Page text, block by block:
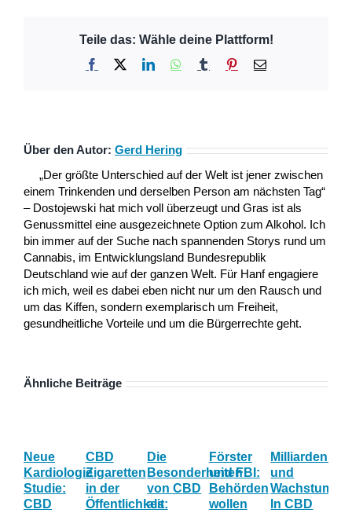
Teile das: Wähle deine Plattform!
Facebook LinkedInWhatsApp
Tumblr Pinterest
E-
Über den Autor: Gerd Hering
„Der größte Unterschied auf der Welt ist jener zwischen
einem Trinkenden und derselben Person am nächsten Tag“
– Dostojewski hat mich voll überzeugt und Gras ist als
Genussmittel eine ausgezeichnete Option zum Alkohol. Ich
bin immer auf der Suche nach spannenden Storys rund um
Cannabis, im Entwicklungsland Bundesrepublik
Deutschland wie auf der ganzen Welt. Für Hanf engagiere
ich mich, weil es dabei eben nicht nur um den Rausch und
um das Kiffen, sondern exemplarisch um Freiheit,
gesundheitliche Vorteile und um die Bürgerrechte geht.
Ähnliche Beiträge
Neue
Kardiologie
Studie:
CBD
CBD
Zigaretten
in der
Öffentlichkeit:
Die
Besonderheiten
von CBD
als
Förster
und FBI:
Behörden
wollen
und
Wachstum:
In CBD